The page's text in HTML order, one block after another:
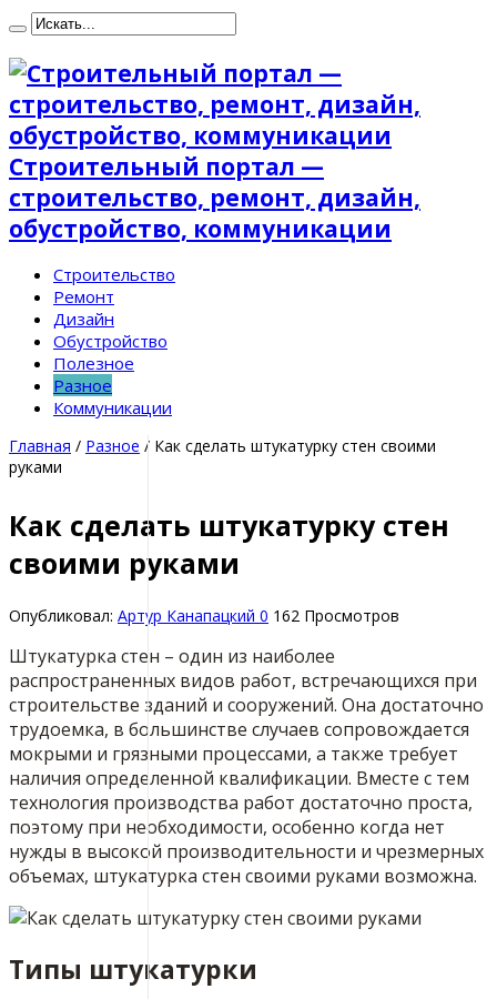
Строительный портал —
строительство, ремонт, дизайн,
обустройство, коммуникации
Строительство
Ремонт
Дизайн
Обустройство
Полезное
Разное
Коммуникации
Главная / Разное / Как сделать штукатурку стен своими
руками
Как сделать штукатурку стен
своими руками
Опубликовал: Артур Канапацкий 0 162 Просмотров
Штукатурка стен – один из наиболее
распространенных видов работ, встречающихся при
строительстве зданий и сооружений. Она достаточно
трудоемка, в большинстве случаев сопровождается
мокрыми и грязными процессами, а также требует
наличия определенной квалификации. Вместе с тем
технология производства работ достаточно проста,
поэтому при необходимости, особенно когда нет
нужды в высокой производительности и чрезмерных
объемах, штукатурка стен своими руками возможна.
Типы штукатурки